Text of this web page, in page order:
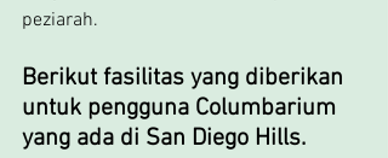
peziarah.
Berikut fasilitas yang diberikan
untuk pengguna Columbarium
yang ada di San Diego Hills.